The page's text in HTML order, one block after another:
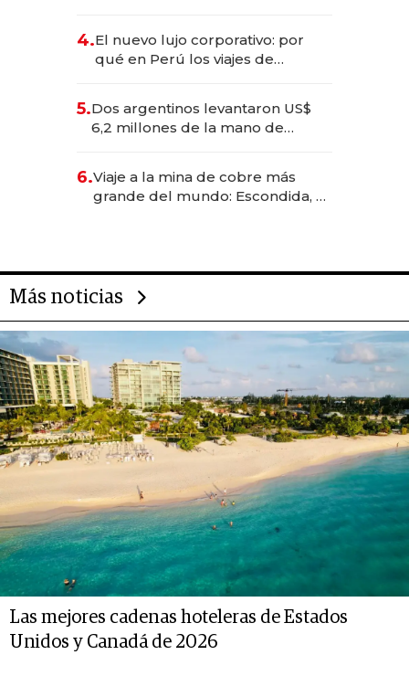
4.El nuevo lujo corporativo: por
qué en Perú los viajes de
transformadoras
5.Dos argentinos levantaron US$
6,2 millones de la mano de
6.Viaje a la mina de cobre más
grande del mundo: Escondida, el
Más noticias
Las mejores cadenas hoteleras de Estados
Unidos y Canadá de 2026